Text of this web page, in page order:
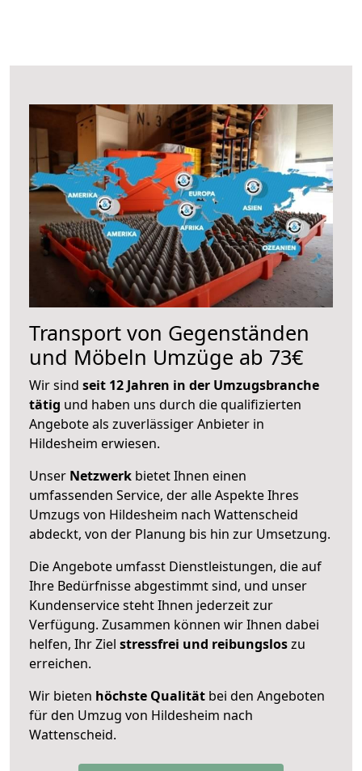
Transport von Gegenständen
und Möbeln Umzüge ab 73€
Wir sind seit 12 Jahren in der Umzugsbranche
tätig und haben uns durch die qualifizierten
Angebote als zuverlässiger Anbieter in
Hildesheim erwiesen.
Unser Netzwerk bietet Ihnen einen
umfassenden Service, der alle Aspekte Ihres
Umzugs von Hildesheim nach Wattenscheid
abdeckt, von der Planung bis hin zur Umsetzung.
Die Angebote umfasst Dienstleistungen, die auf
Ihre Bedürfnisse abgestimmt sind, und unser
Kundenservice steht Ihnen jederzeit zur
Verfügung. Zusammen können wir Ihnen dabei
helfen, Ihr Ziel stressfrei und reibungsloszu
erreichen.
Wir bieten höchste Qualität bei den Angeboten
für den Umzug von Hildesheim nach
Wattenscheid.